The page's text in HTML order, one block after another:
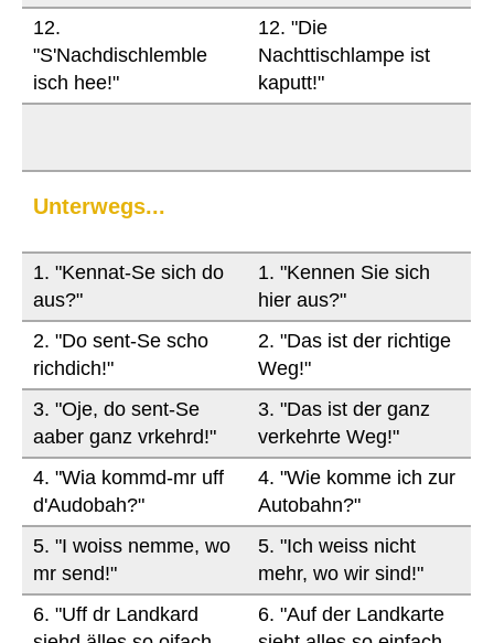
12.
"S'Nachdischlemble
isch hee!"
12. "Die
Nachttischlampe ist
kaputt!"
Unterwegs...
1. "Kennat-Se sich do
aus?"
1. "Kennen Sie sich
hier aus?"
2. "Do sent-Se scho
richdich!"
2. "Das ist der richtige
Weg!"
3. "Oje, do sent-Se
aaber ganz vrkehrd!"
3. "Das ist der ganz
verkehrte Weg!"
4. "Wia kommd-mr uff
d'Audobah?"
4. "Wie komme ich zur
Autobahn?"
5. "I woiss nemme, wo
mr send!"
5. "Ich weiss nicht
mehr, wo wir sind!"
6. "Uff dr Landkard
6. "Auf der Landkarte